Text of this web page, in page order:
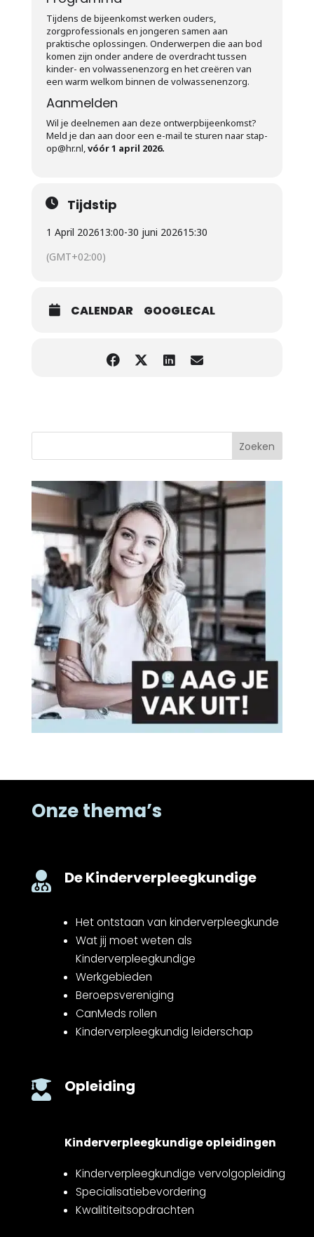
Tijdens de bijeenkomst werken ouders,
zorgprofessionals en jongeren samen aan
praktische oplossingen. Onderwerpen die aan bod
komen zijn onder andere de overdracht tussen
kinder- en volwassenenzorg en het creëren van
een warm welkom binnen de volwassenenzorg.
Aanmelden
Wil je deelnemen aan deze ontwerpbijeenkomst?
Meld je dan aan door een e-mail te sturen naar stap-
op@hr.nl,vóór 1 april 2026.
Tijdstip
1 April 202613:00-30 juni 202615:30
(GMT+02:00)
CALENDAR GOOGLECAL
Zoeken
Onze thema’s
 De Kinderverpleegkundige
Het ontstaan van kinderverpleegkunde
Wat jij moet weten als
Kinderverpleegkundige
Werkgebieden
Beroepsvereniging
CanMeds rollen
Kinderverpleegkundig leiderschap
 Opleiding
Kinderverpleegkundige opleidingen
Kinderverpleegkundige vervolgopleiding
Specialisatiebevordering
Kwalititeitsopdrachten